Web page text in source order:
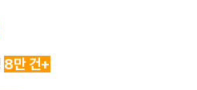
8만 건+